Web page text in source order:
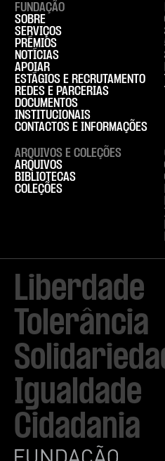
Liberdade
Tolerância
Igualdade
Cidadania
FUNDAÇÃO
SOBRE
SERVIÇOS
PRÉMIOS
NOTÍCIAS
APOIAR
ESTÁGIOS E RECRUTAMENTO
REDES E PARCERIAS
DOCUMENTOS
INSTITUCIONAIS
CONTACTOS E INFORMAÇÕES
ARQUIVOS E COLEÇÕES
ARQUIVOS
BIBLIOTECAS
COLEÇÕES